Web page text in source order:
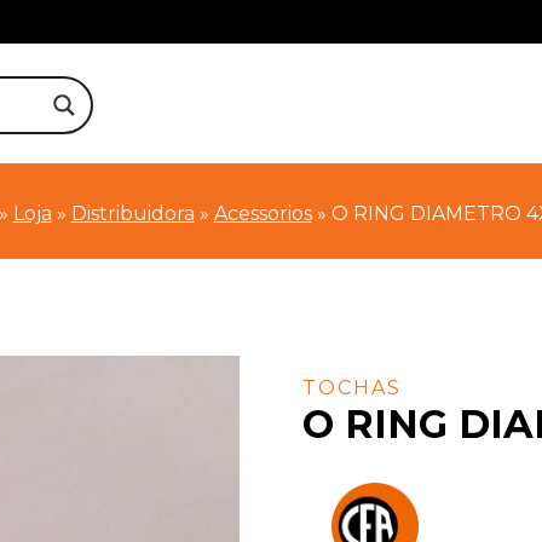
» Loja » Distribuidora » Acessorios» O RING DIAMETRO
TOCHAS
O RING